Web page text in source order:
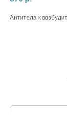
Антитела к